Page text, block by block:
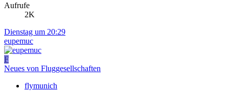
Aufrufe
2K
Dienstag um 20:29
eupemuc
F
Neues von Fluggesellschaften
flymunich